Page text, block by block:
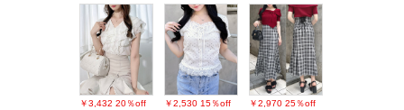
￥3,432 20％off ￥2,530 15％off ￥2,970 25％off